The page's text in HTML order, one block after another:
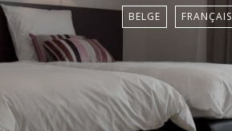
BELGE FRANÇAIS